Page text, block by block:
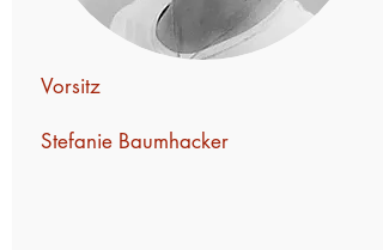
Vorsitz
Stefanie Baumhacker